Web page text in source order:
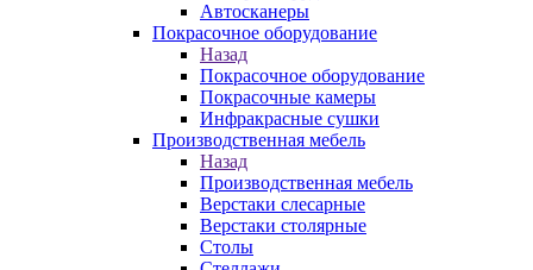
Автосканеры
Покрасочное оборудование
Назад
Покрасочное оборудование
Покрасочные камеры
Инфракрасные сушки
Производственная мебель
Назад
Производственная мебель
Верстаки слесарные
Верстаки столярные
Столы